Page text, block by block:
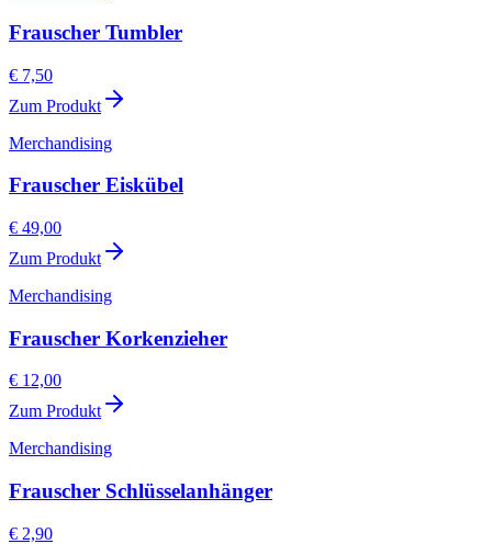
Frauscher Tumbler
€ 7,50
Zum Produkt
Merchandising
Frauscher Eiskübel
€ 49,00
Zum Produkt
Merchandising
Frauscher Korkenzieher
€ 12,00
Zum Produkt
Merchandising
Frauscher Schlüsselanhänger
€ 2,90